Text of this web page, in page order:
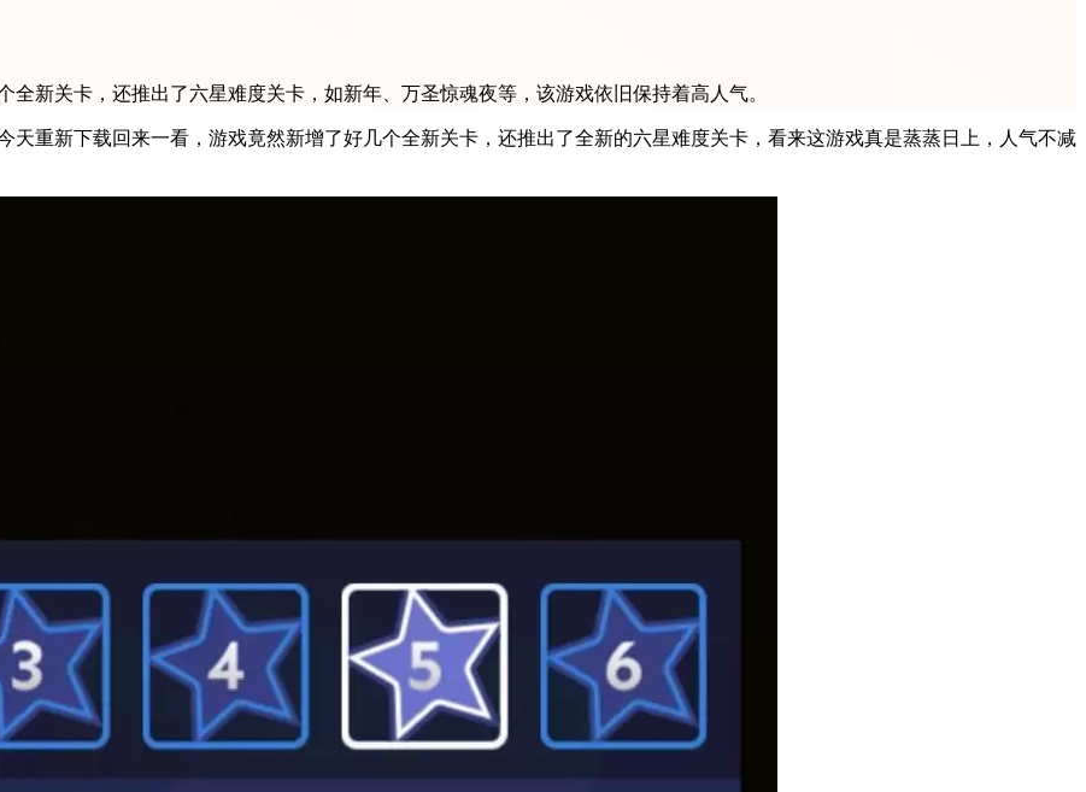
全新关卡，还推出了六星难度关卡，如新年、万圣惊魂夜等，该游戏依旧保持着高人气。
天重新下载回来一看，游戏竟然新增了好几个全新关卡，还推出了全新的六星难度关卡，看来这游戏真是蒸蒸日上，人气不减